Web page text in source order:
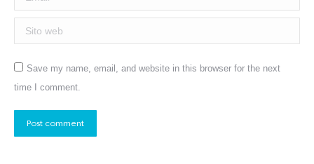
Sito web
Save my name, email, and website in this browser for the next
time I comment.
Post comment